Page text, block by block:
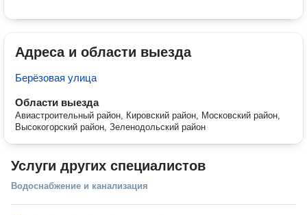
Адреса и области выезда
Берёзовая улица
Области выезда
Авиастроительный район, Кировский район, Московский район,
Высокогорский район, Зеленодольский район
Услуги других специалистов
Водоснабжение и канализация